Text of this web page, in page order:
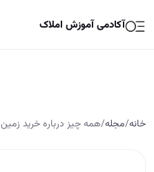
آکادمی آموزش املاک
خانه/مجله/همه چیز درباره خرید زمین